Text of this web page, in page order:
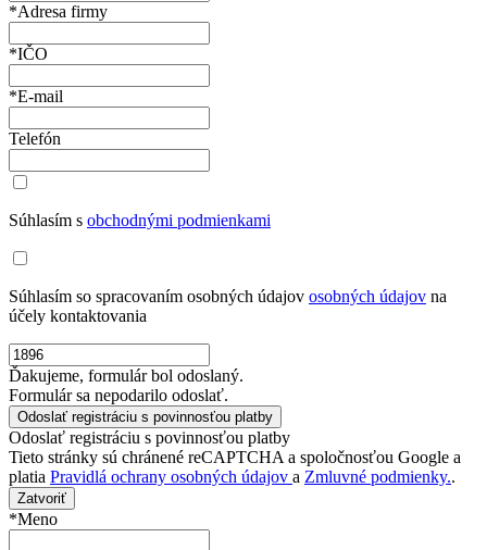
*Adresa firmy
*IČO
*E-mail
Telefón
Súhlasím s obchodnými podmienkami
Súhlasím so spracovaním osobných údajov osobných údajov na
účely kontaktovania
Ďakujeme, formulár bol odoslaný.
Formulár sa nepodarilo odoslať.
Odoslať registráciu s povinnosťou platby
Tieto stránky sú chránené reCAPTCHA a spoločnosťou Google a
platia Pravidlá ochrany osobných údajov a Zmluvné podmienky..
Zatvoriť
*Meno